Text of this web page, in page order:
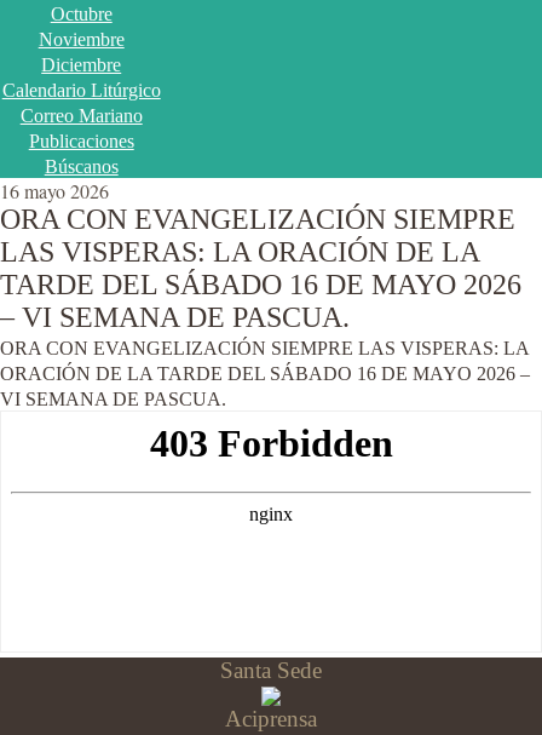
Octubre
Noviembre
Diciembre
Calendario Litúrgico
Correo Mariano
Publicaciones
Búscanos
16 mayo 2026
ORA CON EVANGELIZACIÓN SIEMPRE
LAS VISPERAS: LA ORACIÓN DE LA
TARDE DEL SÁBADO 16 DE MAYO 2026
– VI SEMANA DE PASCUA.
ORA CON EVANGELIZACIÓN SIEMPRE LAS VISPERAS: LA
ORACIÓN DE LA TARDE DEL SÁBADO 16 DE MAYO 2026 –
VI SEMANA DE PASCUA.
Santa Sede
Aciprensa